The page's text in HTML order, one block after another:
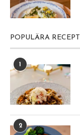
POPULÄRA RECEPT
2